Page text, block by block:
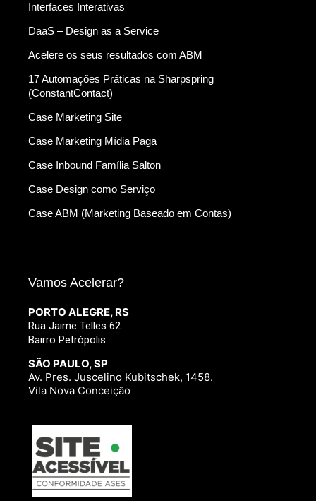
Interfaces Interativas
DaaS – Design as a Service
Acelere os seus resultados com ABM
17 Automações Práticas na Sharpspring
(ConstantContact)
Case Marketing Site
Case Marketing Mídia Paga
Case Inbound Família Salton
Case Design como Serviço
Case ABM (Marketing Baseado em Contas)
Vamos Acelerar?
PORTO ALEGRE, RS
Rua Jaime Telles 62.
Bairro Petrópolis
SÃO PAULO, SP
Av. Pres. Juscelino Kubitschek, 1458.
Vila Nova Conceição